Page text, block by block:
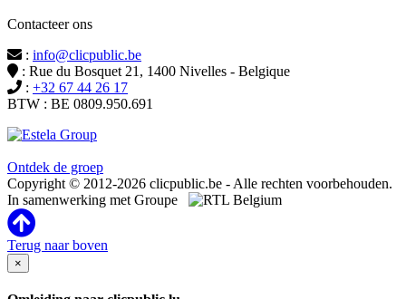
Contacteer ons
: info@clicpublic.be
: Rue du Bosquet 21, 1400 Nivelles - Belgique
: +32 67 44 26 17
BTW : BE 0809.950.691
Ontdek de groep
Copyright © 2012-2026 clicpublic.be - Alle rechten voorbehouden.
In samenwerking met Groupe
Terug naar boven
×